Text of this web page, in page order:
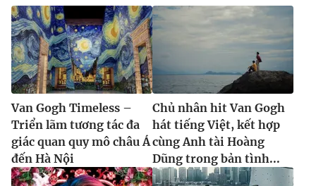
Van Gogh Timeless –
Triển lãm tương tác đa
giác quan quy mô châu Á
đến Hà Nội
Chủ nhân hit Van Gogh
hát tiếng Việt, kết hợp
cùng Anh tài Hoàng
Dũng trong bản tình...